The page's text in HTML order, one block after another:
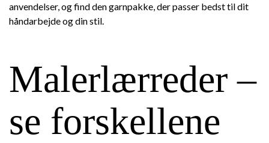
anvendelser, og find den garnpakke, der passer bedst til dit
håndarbejde og din stil.
Malerlærreder –
se forskellene